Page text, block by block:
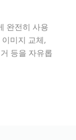
완전히 사용
미지 교체,
등을 자유롭